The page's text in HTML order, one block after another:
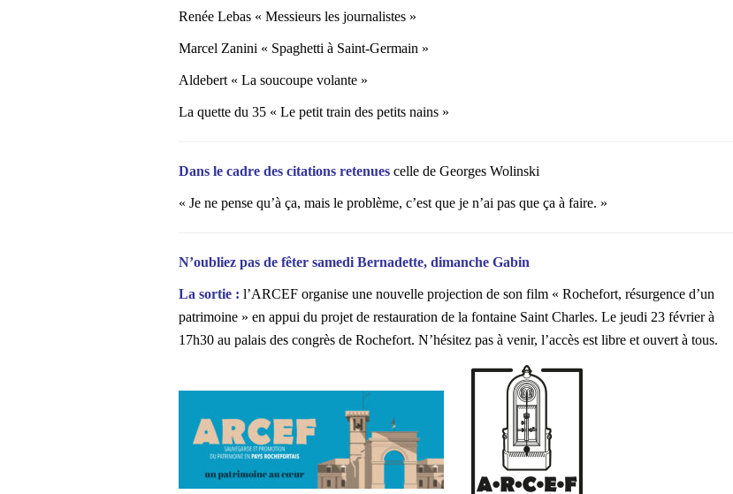
Renée Lebas « Messieurs les journalistes »
Marcel Zanini « Spaghetti à Saint-Germain »
Aldebert « La soucoupe volante »
La quette du 35 « Le petit train des petits nains »
Dans le cadre des citations retenues celle de Georges Wolinski
« Je ne pense qu’à ça, mais le problème, c’est que je n’ai pas que ça à faire. »
N’oubliez pas de fêter samedi Bernadette, dimanche Gabin
La sortie : l’ARCEF organise une nouvelle projection de son film « Rochefort, résurgence d’un
patrimoine » en appui du projet de restauration de la fontaine Saint Charles. Le jeudi 23 février à
17h30 au palais des congrès de Rochefort. N’hésitez pas à venir, l’accès est libre et ouvert à tous.